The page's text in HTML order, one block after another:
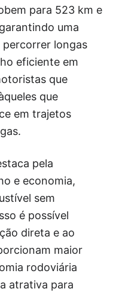
para 523 km e
uma
percorrer longas
eficiente em
que
que
em trajetos
pela
e economia,
sem
é possível
direta e ao
maior
rodoviária
atrativa para